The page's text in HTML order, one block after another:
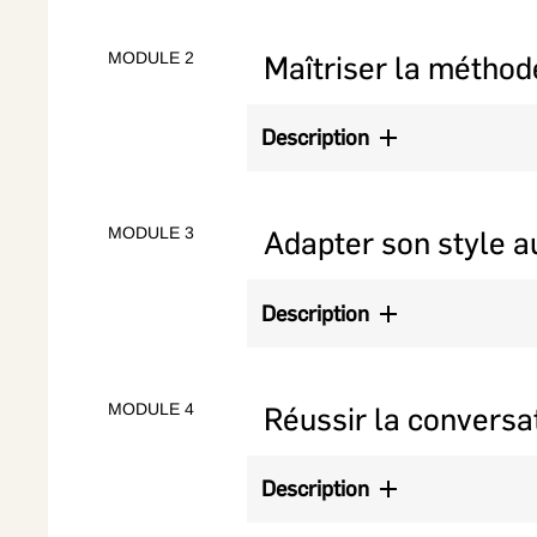
MODULE 2
Maîtriser la
Description
Exercice en dyades sur des cas
MODULE 3 Adapter son style
Description
MODULE 4
Réussir la
Description